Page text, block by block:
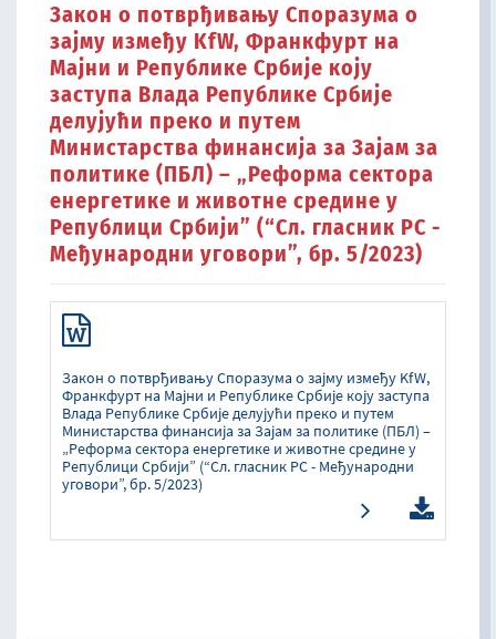
Закон о потврђивању Споразумa о
зајму између KfW, Франкфурт на
Мајни и Републике Србије коју
заступа Влада Републике Србије
делујући преко и путем
Министарства финансија за Зајам за
политике (ПБЛ) – „Реформа сектора
енергетике и животне средине у
Републици Србији” (“Сл. гласник РС -
Међународни уговори”, бр. 5/2023)
Закон о потврђивању Споразумa о зајму између KfW,
Франкфурт на Мајни и Републике Србије коју заступа
Влада Републике Србије делујући преко и путем
Министарства финансија за Зајам за политике (ПБЛ) –
„Реформа сектора енергетике и животне средине у
Републици Србији” (“Сл. гласник РС - Међународни
уговори”, бр. 5/2023)